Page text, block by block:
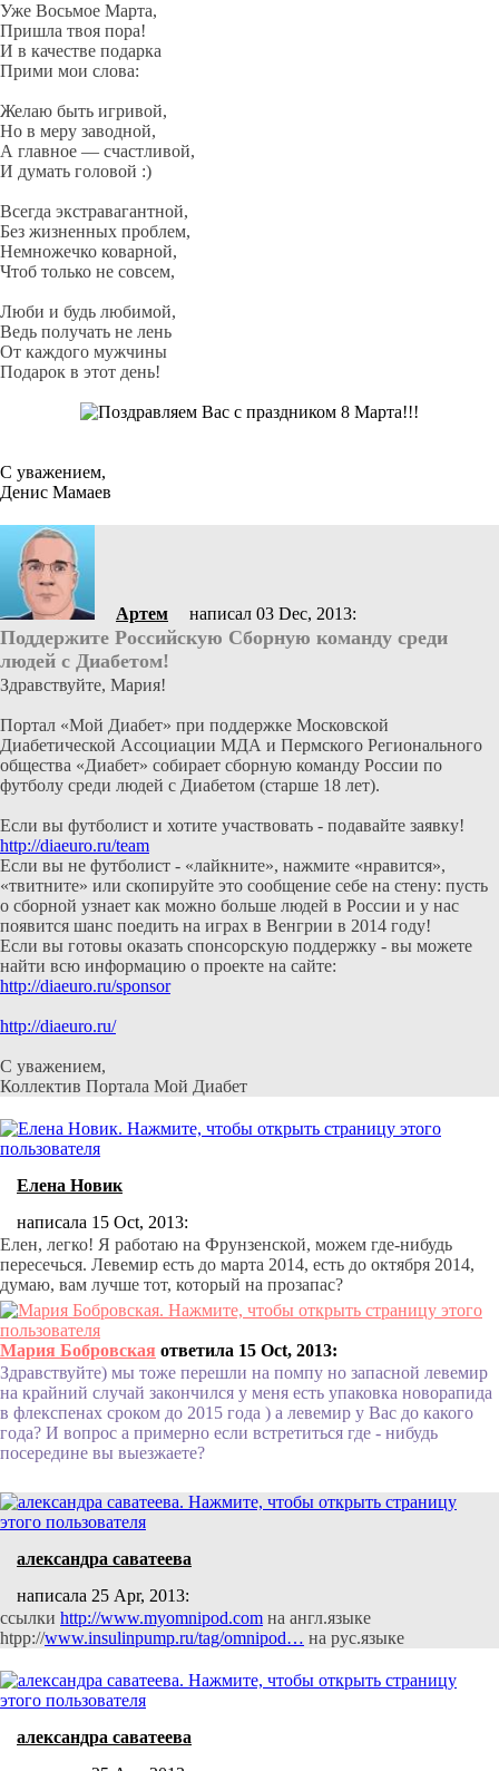
Уже Восьмое Марта,
Пришла твоя пора!
И в качестве подарка
Прими мои слова:
Желаю быть игривой,
Но в меру заводной,
А главное — счастливой,
И думать головой :)
Всегда экстравагантной,
Без жизненных проблем,
Немножечко коварной,
Чтоб только не совсем,
Люби и будь любимой,
Ведь получать не лень
От каждого мужчины
Подарок в этот день!
С уважением,
Денис Мамаев
Артем написал 03 Dec, 2013:
Поддержите Российскую Сборную команду среди
людей с Диабетом!
Здравствуйте, Мария!
Портал «Мой Диабет» при поддержке Московской
Диабетической Ассоциации МДА и Пермского Регионального
общества «Диабет» собирает сборную команду России по
футболу среди людей с Диабетом (старше 18 лет).
Если вы футболист и хотите участвовать - подавайте заявку!
http://diaeuro.ru/team
Если вы не футболист - «лайкните», нажмите «нравится»,
«твитните» или скопируйте это сообщение себе на стену: пусть
о сборной узнает как можно больше людей в России и у нас
появится шанс поедить на играх в Венгрии в 2014 году!
Если вы готовы оказать спонсорскую поддержку - вы можете
найти всю информацию о проекте на сайте:
http://diaeuro.ru/sponsor
http://diaeuro.ru/
С уважением,
Коллектив Портала Мой Диабет
Елена Новик
написала 15 Oct, 2013:
Елен, легко! Я работаю на Фрунзенской, можем где-нибудь
пересечься. Левемир есть до марта 2014, есть до октября 2014,
думаю, вам лучше тот, который на прозапас?
Мария Бобровская ответила 15 Oct, 2013:
Здравствуйте) мы тоже перешли на помпу но запасной левемир
на крайний случай закончился у меня есть упаковка новорапида
в флекспенах сроком до 2015 года ) а левемир у Вас до какого
года? И вопрос а примерно если встретиться где - нибудь
посередине вы выезжаете?
александра саватеева
написала 25 Apr, 2013:
ссылки http://www.myomnipod.com на англ.языке
htpp://www.insulinpump.ru/tag/omnipod… на рус.языке
александра саватеева